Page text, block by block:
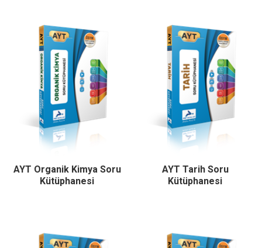
AYT Organik Kimya Soru
Kütüphanesi
AYT Tarih Soru
Kütüphanesi